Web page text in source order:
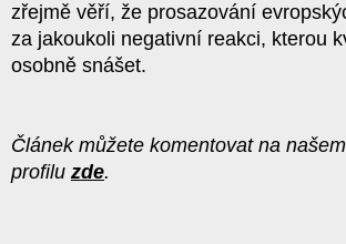
zřejmě věří, že prosazování
za jakoukoli negativní reakci, kterou
osobně snášet.
Článek můžete komentovat na
profilu zde.